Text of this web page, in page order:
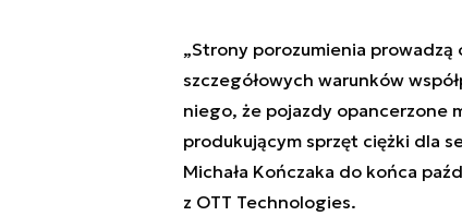
„Strony porozumienia
szczegółowych warunków
niego, że pojazdy opancerzone
produkującym sprzęt ciężki dla
Michała Kończaka do końca
z OTT Technologies.